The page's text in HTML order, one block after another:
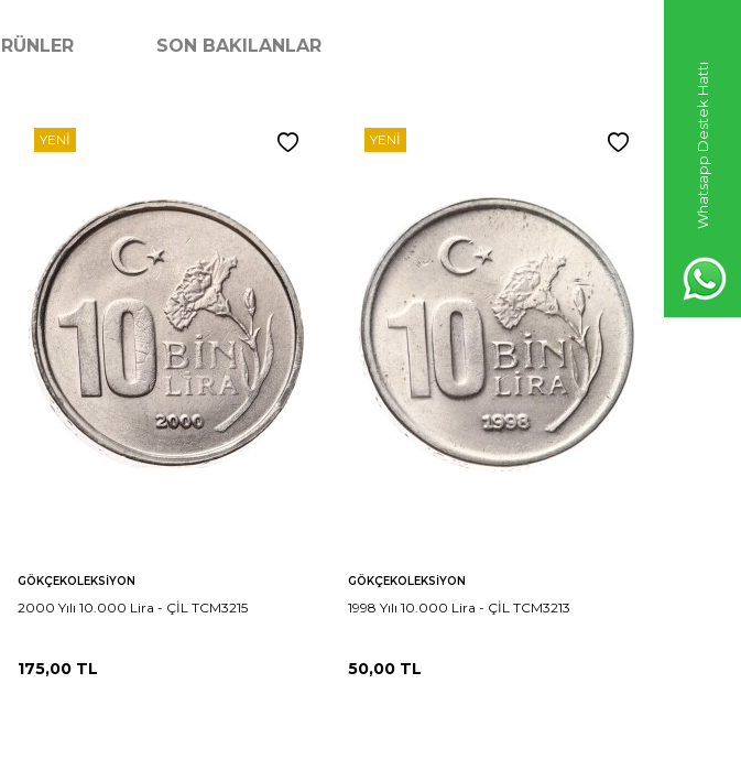
Whatsapp Destek Hattı
SON BAKILANLAR
YENI
GÖKÇEKOLEKSIYON
2000 Yılı 10.000 Lira - ÇİL TCM3215
175,00 TL
YENI
GÖKÇEKOLEKSIYON
1998 Yılı 10.000 Lira - ÇİL TCM3213
50,00 TL
YENI